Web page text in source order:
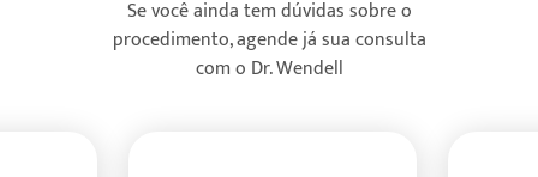
Se você ainda tem dúvidas sobre o
procedimento, agende já sua consulta
com o Dr. Wendell